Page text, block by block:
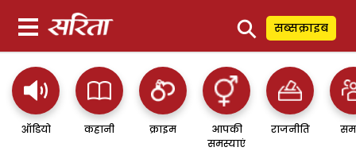
⚲ सब्सक्राइब
ऑडियो कहानी क्राइम
आपकी
समस्याएं
राजनीति